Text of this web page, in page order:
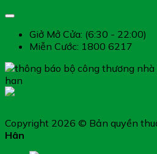
Giở Mở Cửa: (6:30 - 22:00)
Miễn Cước: 1800 6217
Copyright 2026 © Bản quyền
Hân